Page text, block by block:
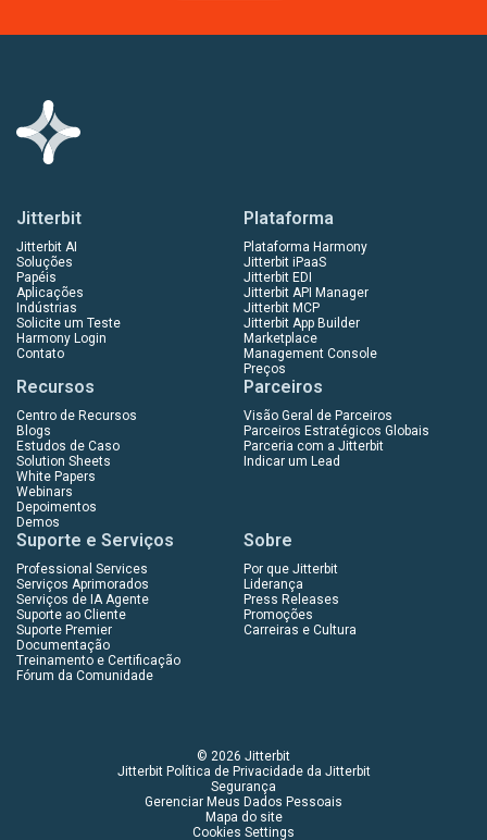
Jitterbit
Jitterbit AI
Soluções
Papéis
Aplicações
Indústrias
Solicite um Teste
Harmony Login
Contato
Plataforma
Plataforma Harmony
Jitterbit iPaaS
Jitterbit EDI
Jitterbit API Manager
Jitterbit MCP
Jitterbit App Builder
Marketplace
Management Console
Preços
Recursos
Centro de Recursos
Blogs
Estudos de Caso
Solution Sheets
White Papers
Webinars
Depoimentos
Demos
Parceiros
Visão Geral de Parceiros
Parceiros Estratégicos Globais
Parceria com a Jitterbit
Indicar um Lead
Suporte e Serviços
Professional Services
Serviços Aprimorados
Serviços de IA Agente
Suporte ao Cliente
Suporte Premier
Documentação
Treinamento e Certificação
Fórum da Comunidade
Sobre
Por que Jitterbit
Liderança
Press Releases
Promoções
Carreiras e Cultura
© 2026 Jitterbit
Jitterbit Política de Privacidade da Jitterbit
Segurança
Gerenciar Meus Dados Pessoais
Mapa do site
Cookies Settings